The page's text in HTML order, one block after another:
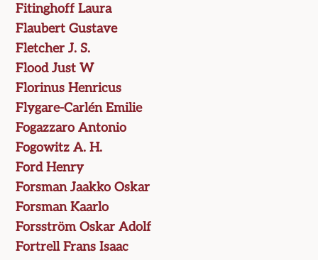
Fitinghoff Laura
Flaubert Gustave
Fletcher J. S.
Flood Just W
Florinus Henricus
Flygare-Carlén Emilie
Fogazzaro Antonio
Fogowitz A. H.
Ford Henry
Forsman Jaakko Oskar
Forsman Kaarlo
Forsström Oskar Adolf
Fortrell Frans Isaac